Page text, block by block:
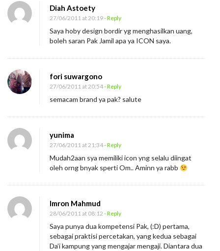
Diah Astoety
27/06/2011 at 20:19- Reply
Saya hoby design bordir yg menghasilkan uang,
boleh saran Pak Jamil apa ya ICON saya.
fori suwargono
27/06/2011 at 20:54- Reply
semacam brand ya pak? salute
yunima
27/06/2011 at 21:34- Reply
Mudah2aan sya memiliki icon yng selalu diingat
oleh orng bnyak sperti Om.. Aminn ya rabb
Imron Mahmud
28/06/2011 at 08:12 - Reply
Saya punya dua kompetensi Pak, (:D) pertama,
sebagai praktisi percetakan, yang kedua sebagai
Da’i kampung yang mengajar mengaji. Diantara dua